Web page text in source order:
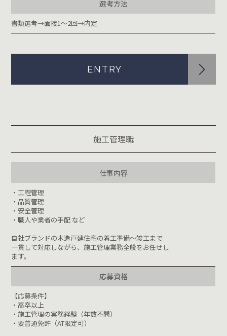
選考方法
書類選考→面接1～2回→内定
ENTRY
施工管理職
仕事内容
・工程管理
・品質管理
・安全管理
・職人や業者の手配 など
自社ブランドの木造戸建住宅の着工準備～竣工まで
一貫して対応しながら、施工管理業務全般をお任せし
ます。
応募資格
【応募条件】
・高卒以上
・施工管理の実務経験（年数不問）
・要普通免許（AT限定可）